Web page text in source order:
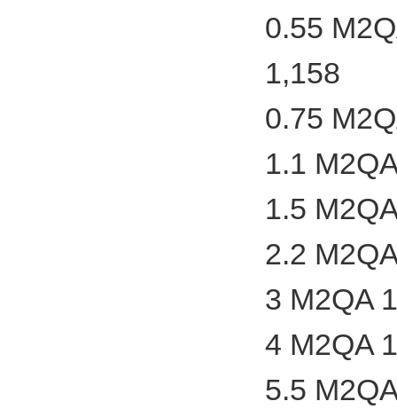
0.55
1,158
0.75
1.1
1.5
2.2
3 M2QA
4 M2QA
5.5